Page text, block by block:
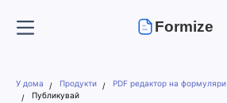
Formize
У дома Продукти PDF редактор на формуляри
Публикувай